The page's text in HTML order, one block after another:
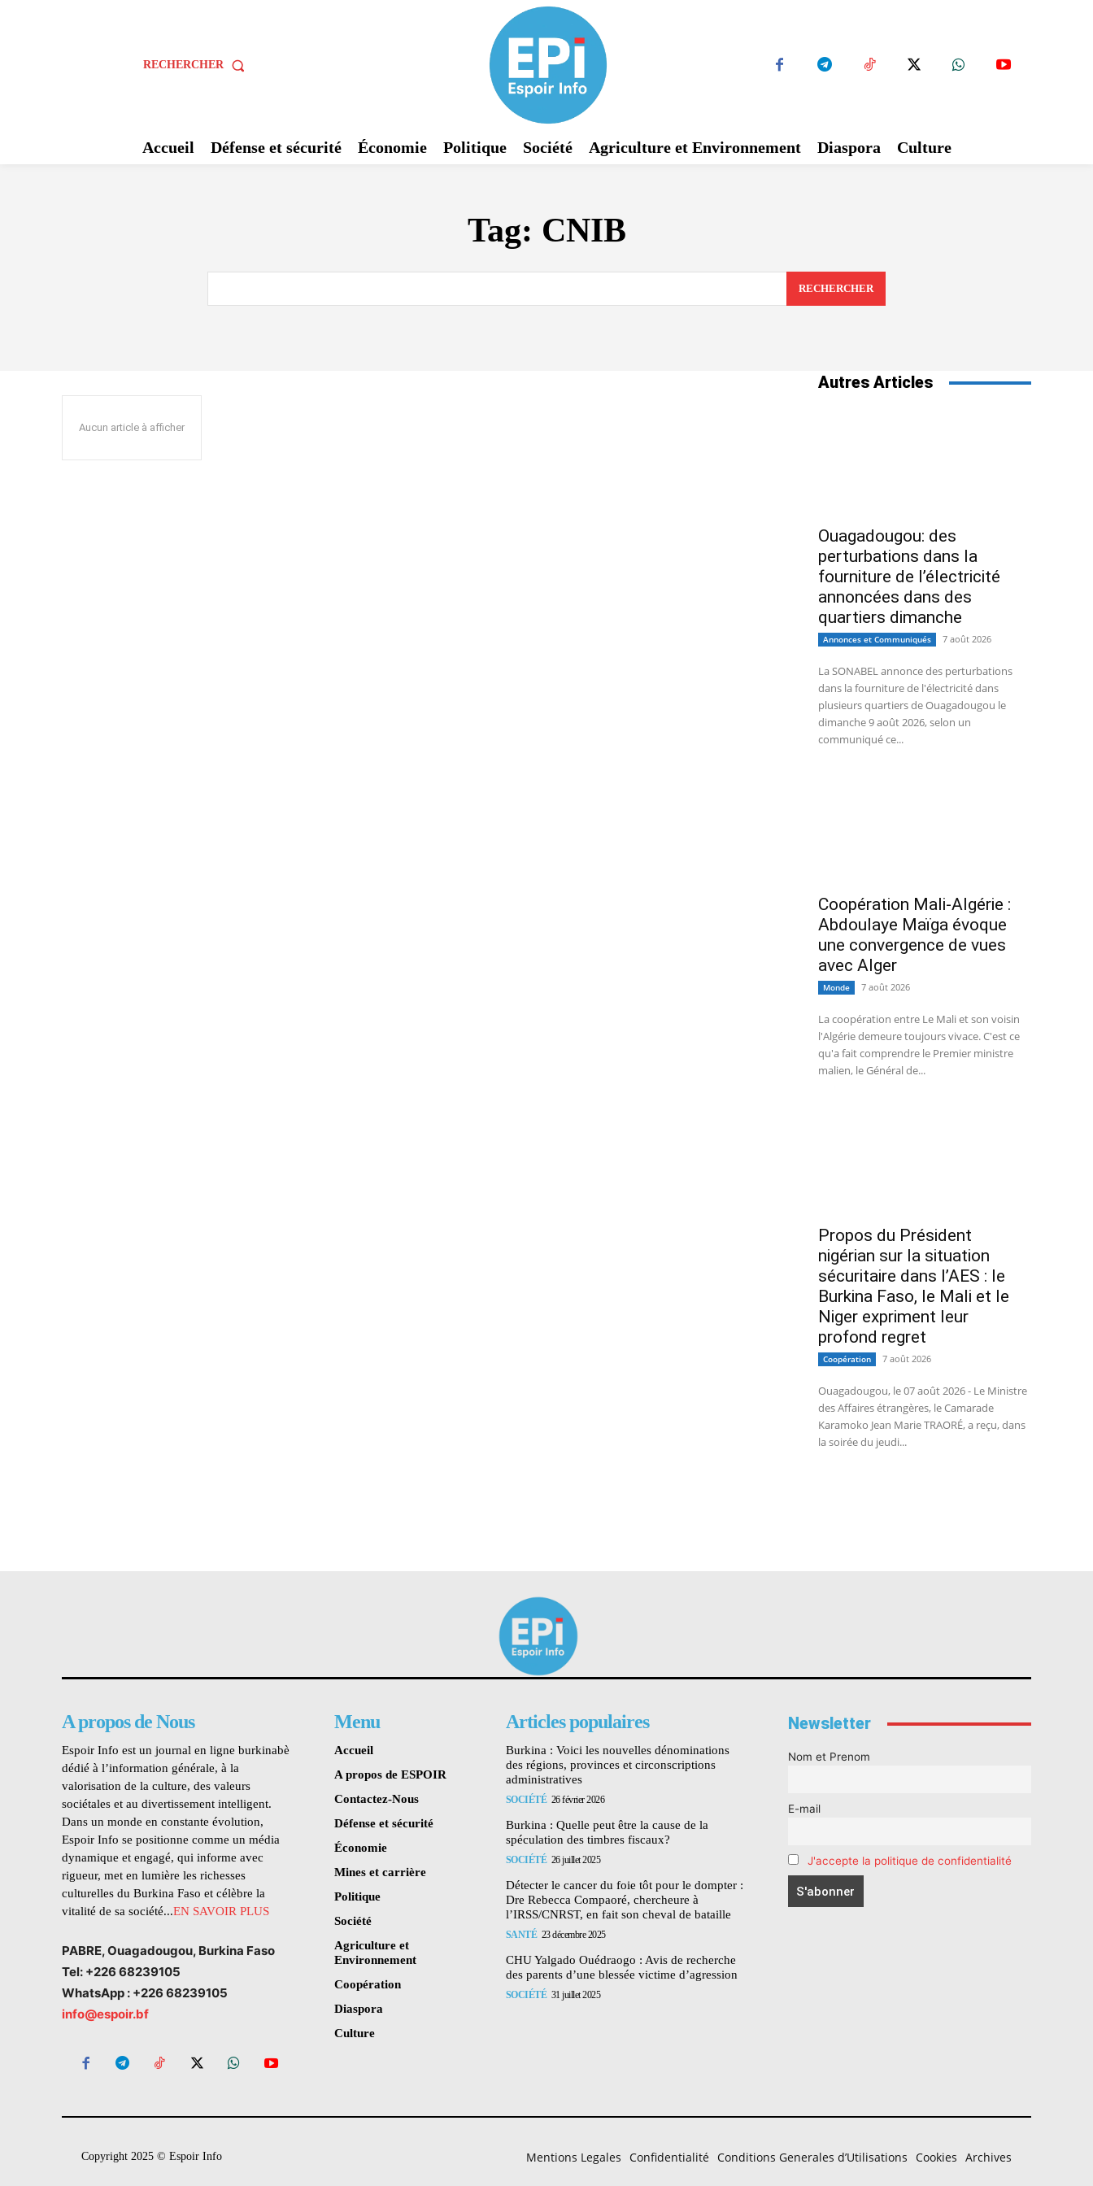
RECHERCHER
Accueil Défense et sécurité Économie Politique Société Agriculture et Environnement Diaspora Culture
Tag: CNIB
RECHERCHER
Aucun article à afficher
Autres Articles
Ouagadougou: des
perturbations dans la
fourniture de l’électricité
annoncées dans des
quartiers dimanche
Annonces et Communiqués 7 août 2026
La SONABEL annonce des perturbations
dans la fourniture de l'électricité dans
plusieurs quartiers de Ouagadougou le
dimanche 9 août 2026, selon un
communiqué ce...
Coopération Mali-Algérie :
Abdoulaye Maïga évoque
une convergence de vues
avec Alger
Monde 7 août 2026
La coopération entre Le Mali et son voisin
l'Algérie demeure toujours vivace. C'est ce
qu'a fait comprendre le Premier ministre
malien, le Général de...
Propos du Président
nigérian sur la situation
sécuritaire dans l’AES : le
Burkina Faso, le Mali et le
Niger expriment leur
profond regret
Coopération 7 août 2026
Ouagadougou, le 07 août 2026 - Le Ministre
des Affaires étrangères, le Camarade
Karamoko Jean Marie TRAORÉ, a reçu, dans
la soirée du jeudi...
A propos de Nous
Espoir Info est un journal en ligne burkinabè
dédié à l’information générale, à la
valorisation de la culture, des valeurs
sociétales et au divertissement intelligent.
Dans un monde en constante évolution,
Espoir Info se positionne comme un média
dynamique et engagé, qui informe avec
rigueur, met en lumière les richesses
culturelles du Burkina Faso et célèbre la
vitalité de sa société...EN SAVOIR PLUS
PABRE, Ouagadougou, Burkina Faso
Tel: +226 68239105
WhatsApp : +226 68239105
info@espoir.bf
Menu
Accueil
A propos de ESPOIR
Contactez-Nous
Défense et sécurité
Économie
Mines et carrière
Politique
Société
Agriculture et
Environnement
Coopération
Diaspora
Culture
Articles populaires
Burkina : Voici les nouvelles dénominations
des régions, provinces et circonscriptions
administratives
SOCIÉTÉ 26 février 2026
Burkina : Quelle peut être la cause de la
spéculation des timbres fiscaux?
SOCIÉTÉ 26 juillet 2025
Détecter le cancer du foie tôt pour le dompter :
Dre Rebecca Compaoré, chercheure à
l’IRSS/CNRST, en fait son cheval de bataille
SANTÉ 23 décembre 2025
CHU Yalgado Ouédraogo : Avis de recherche
des parents d’une blessée victime d’agression
SOCIÉTÉ 31 juillet 2025
Newsletter
Nom et Prenom
E-mail
J'accepte la politique de confidentialité
Copyright 2025 © Espoir Info Mentions Legales Confidentialité Conditions Generales d’Utilisations Cookies Archives